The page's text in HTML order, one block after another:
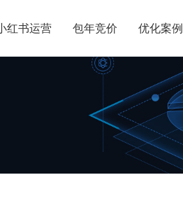
红书运营 包年竞价 优化案例